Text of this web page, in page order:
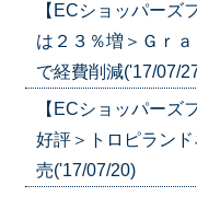
【ECショッパー
は２３％増＞Ｇｒ
で経費削減('17/07/
【ECショッパー
好評＞トロピラン
売('17/07/20)